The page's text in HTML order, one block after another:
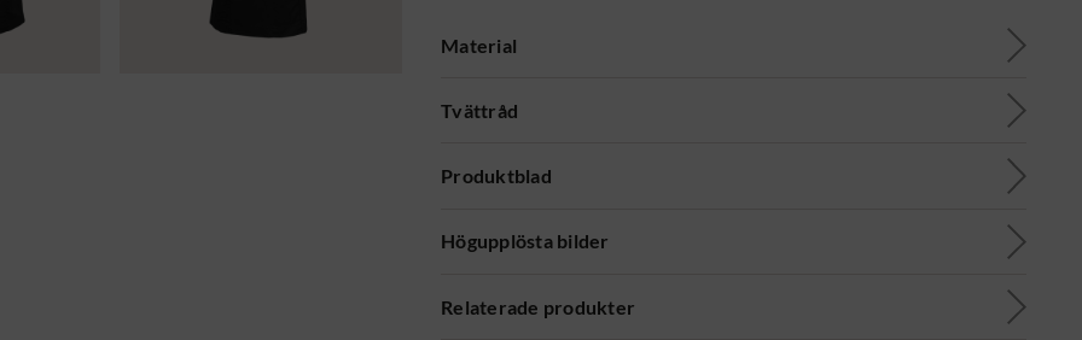
Material
Tvättråd
Produktblad
Högupplösta bilder
Relaterade produkter